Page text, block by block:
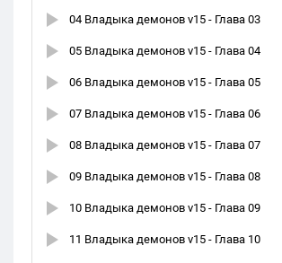
04 Владыка демонов v15 - Глава 03
05 Владыка демонов v15 - Глава 04
06 Владыка демонов v15 - Глава 05
07 Владыка демонов v15 - Глава 06
08 Владыка демонов v15 - Глава 07
09 Владыка демонов v15 - Глава 08
10 Владыка демонов v15 - Глава 09
11 Владыка демонов v15 - Глава 10